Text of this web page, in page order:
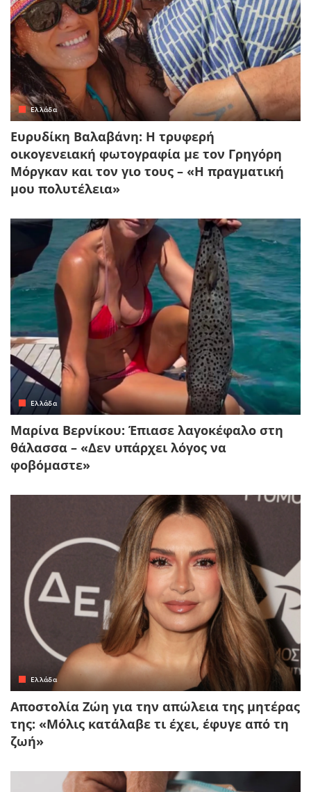
Ελλάδα
Ευρυδίκη Βαλαβάνη: Η τρυφερή
οικογενειακή φωτογραφία με τον Γρηγόρη
Μόργκαν και τον γιο τους – «Η πραγματική
μου πολυτέλεια»
Ελλάδα
Μαρίνα Βερνίκου: Έπιασε λαγοκέφαλο στη
θάλασσα – «Δεν υπάρχει λόγος να
φοβόμαστε»
Ελλάδα
Αποστολία Ζώη για την απώλεια της μητέρας
της: «Μόλις κατάλαβε τι έχει, έφυγε από τη
ζωή»